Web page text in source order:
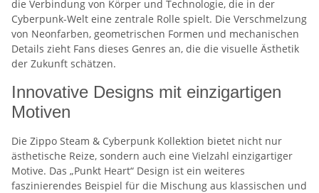
die Verbindung von Körper und Technologie, die in der
Cyberpunk-Welt eine zentrale Rolle spielt. Die Verschmelzung
von Neonfarben, geometrischen Formen und mechanischen
Details zieht Fans dieses Genres an, die die visuelle Ästhetik
der Zukunft schätzen.
Innovative Designs mit einzigartigen
Motiven
Die Zippo Steam & Cyberpunk Kollektion bietet nicht nur
ästhetische Reize, sondern auch eine Vielzahl einzigartiger
Motive. Das „Punkt Heart“ Design ist ein weiteres
faszinierendes Beispiel für die Mischung aus klassischen und